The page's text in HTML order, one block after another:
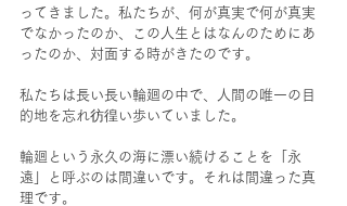
ってきました。私たちが、何が真実で何が真実
でなかったのか、この人生とはなんのためにあ
ったのか、対面する時がきたのです。
私たちは長い長い輪廻の中で、人間の唯一の目
的地を忘れ彷徨い歩いていました。
輪廻という永久の海に漂い続けることを「永
遠」と呼ぶのは間違いです。それは間違った真
理です。